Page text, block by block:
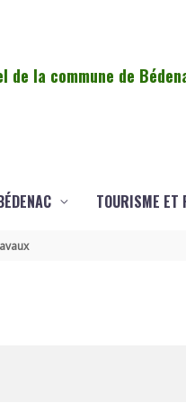
de la commune de
TOURISME ET